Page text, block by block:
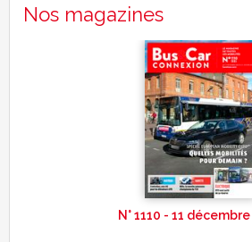
Nos magazines
N° 1110 - 11